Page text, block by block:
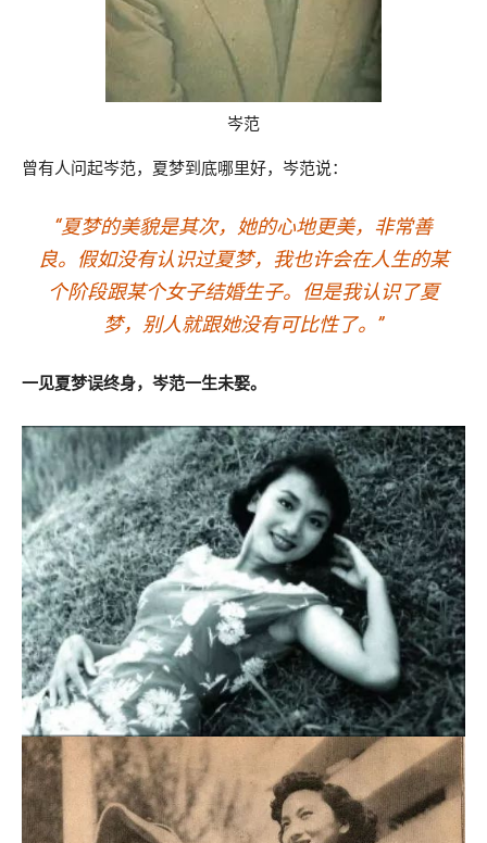
岑范
曾有人问起岑范，夏梦到底哪里好，岑范说：
“夏梦的美貌是其次，她的心地更美，非常善
良。假如没有认识过夏梦，我也许会在人生的某
个阶段跟某个女子结婚生子。但是我认识了夏
梦，别人就跟她没有可比性了。”
一见夏梦误终身，岑范一生未娶。